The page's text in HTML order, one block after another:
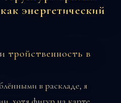
энергетический
тройственность в
в раскладе, я